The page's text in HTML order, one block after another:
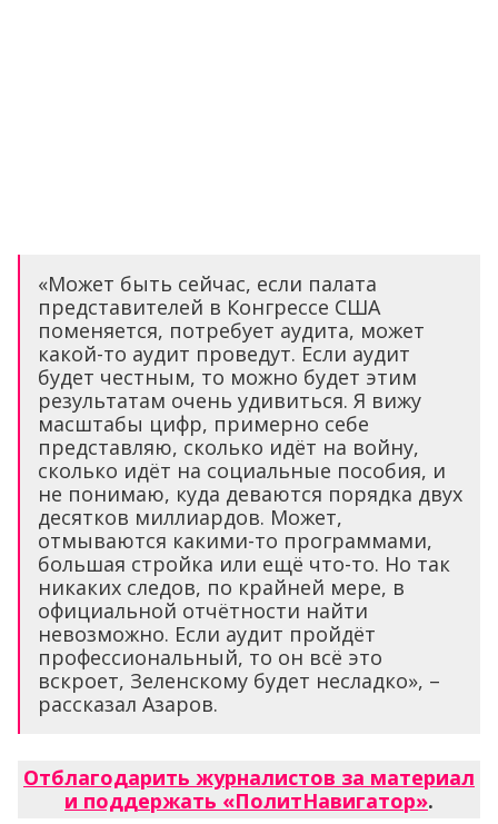
«Может быть сейчас, если палата
представителей в Конгрессе США
поменяется, потребует аудита, может
какой-то аудит проведут. Если аудит
будет честным, то можно будет этим
результатам очень удивиться. Я вижу
масштабы цифр, примерно себе
представляю, сколько идёт на войну,
сколько идёт на социальные пособия, и
не понимаю, куда деваются порядка двух
десятков миллиардов. Может,
отмываются какими-то программами,
большая стройка или ещё что-то. Но так
никаких следов, по крайней мере, в
официальной отчётности найти
невозможно. Если аудит пройдёт
профессиональный, то он всё это
вскроет, Зеленскому будет несладко», –
рассказал Азаров.
Отблагодарить журналистов за материал
и поддержать «ПолитНавигатор».